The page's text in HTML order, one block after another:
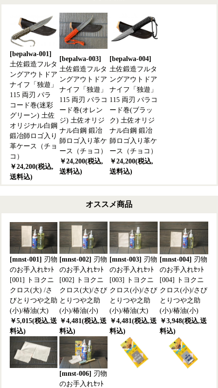
[bepalwa-001]
土佐鍛造フルタ
ングアウトドア
ナイフ「独遊」
115 両刃 パラ
コード巻(迷彩
グリーン) 土佐
オリジナル白鋼
鍛冶師ロゴ入り
革ケース（チョ
コ）
￥24,200(税込,
送料込)
[bepalwa-003]
土佐鍛造フルタ
ングアウトドア
ナイフ「独遊」
115 両刃 パラコ
ード巻(オレン
ジ) 土佐オリジ
ナル白鋼 鍛冶
師ロゴ入り革ケ
ース（チョコ）
￥24,200(税込,
送料込)
[bepalwa-004]
土佐鍛造フルタ
ングアウトドア
ナイフ「独遊」
115 両刃 パラコ
ード巻(ブラッ
ク) 土佐オリジ
ナル白鋼 鍛冶
師ロゴ入り革ケ
ース（チョコ）
￥24,200(税込,
送料込)
オススメ商品
[mnst-001] 刃物
のお手入れｾｯﾄ
[001] トヨクニ
クロス(大) /さ
びとりつや之助
(小)/椿油(大)
￥5,015(税込,送
料込)
[mnst-002] 刃物
のお手入れｾｯﾄ
[002] トヨクニ
クロス(大)/さび
とりつや之助
(小)/椿油(小)
￥4,481(税込,送
料込)
[mnst-003] 刃物
のお手入れｾｯﾄ
[003] トヨクニ
クロス(小)/さび
とりつや之助
(小)/椿油(大)
￥4,481(税込,送
料込)
[mnst-004] 刃物
のお手入れｾｯﾄ
[004] トヨクニ
クロス(小)/さび
とりつや之助
(小)/椿油(小)
￥3,948(税込,送
料込)
[mnst-006] 刃物
のお手入れｾｯﾄ